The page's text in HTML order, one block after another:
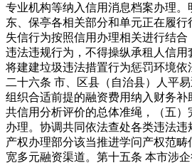
专业机构等纳入信用消息档案办理
东、保亭各相关部分和单元正在履
失信行为按照信用办理相关进行结
违法违规行为，不得操纵承租人信用
将建建垃圾违法措置行为惩罚环境
二十六条 市、区县（自治县）人平
组织合适前提的融资费用纳入财务
共信用分析评价的总体准绳，（五
办理。协调共同依法查处各类违法违
产权办理部分该当推进学问产权范
宽多元融资渠道。第十五条 本市涉